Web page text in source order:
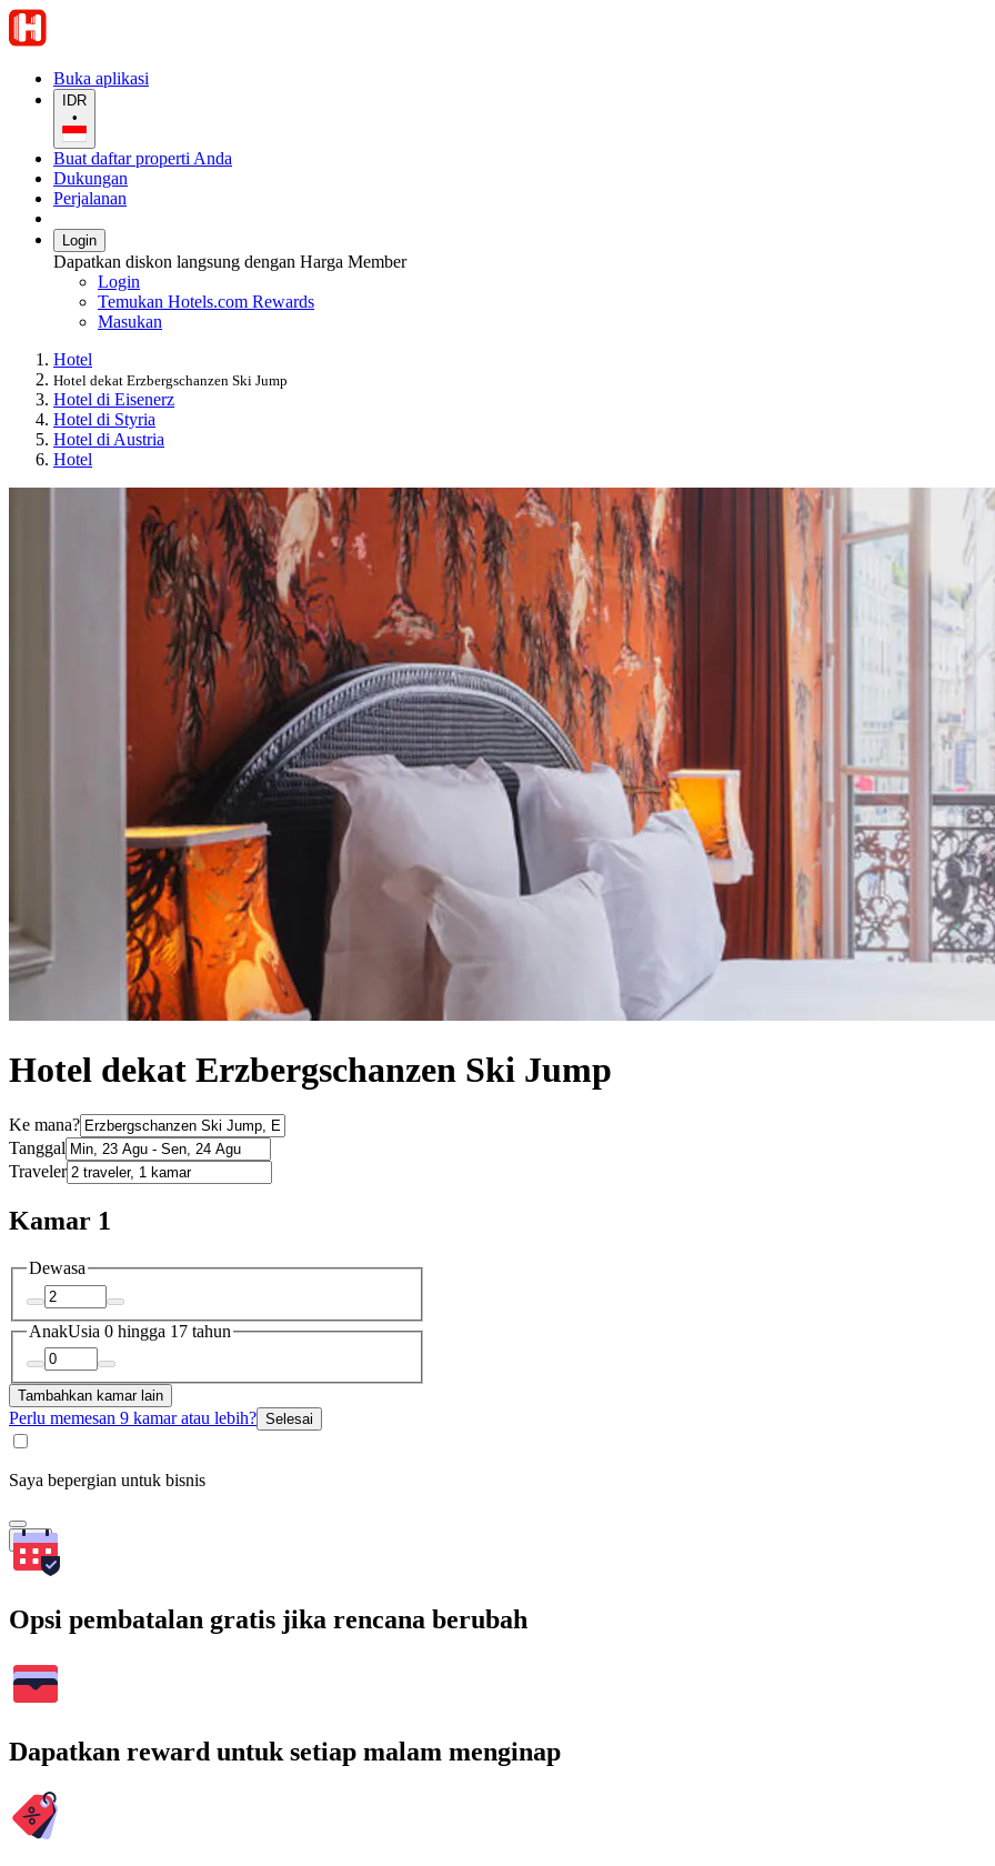
Buka aplikasi
IDR
•
Buat daftar properti Anda
Dukungan
Perjalanan
Login
Dapatkan diskon langsung dengan Harga Member
Login
Temukan Hotels.com Rewards
Masukan
Hotel
Hotel dekat Erzbergschanzen Ski Jump
Hotel di Eisenerz
Hotel di Styria
Hotel di Austria
Hotel
Hotel dekat Erzbergschanzen Ski Jump
Ke mana?
Tanggal
Traveler
Kamar 1
Dewasa
AnakUsia 0 hingga 17 tahun
Tambahkan kamar lain
Perlu memesan 9 kamar atau lebih? Selesai
Saya bepergian untuk bisnis
Cari
Opsi pembatalan gratis jika rencana berubah
Dapatkan reward untuk setiap malam menginap